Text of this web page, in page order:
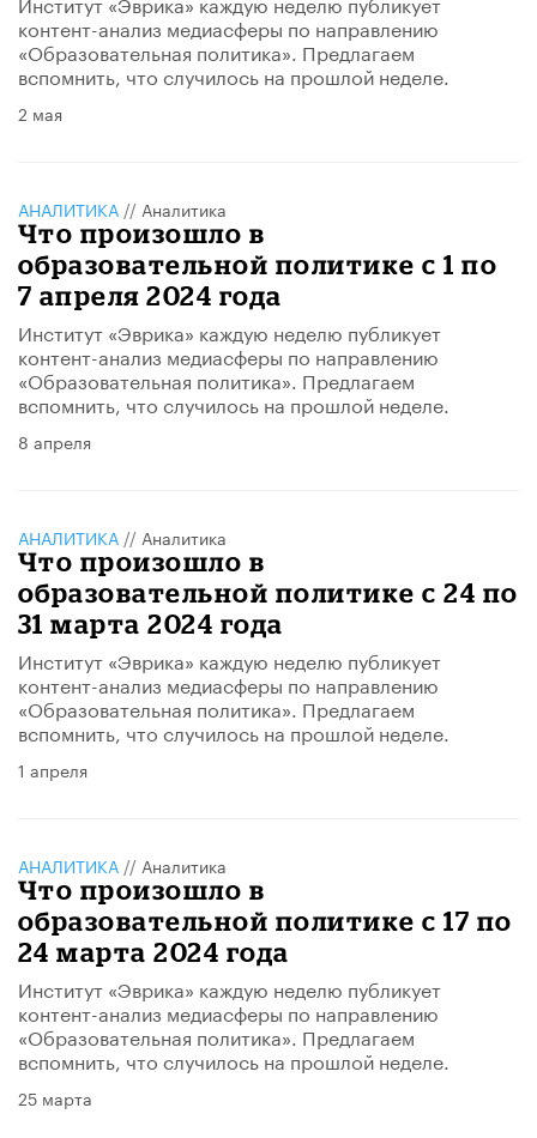
контент-анализ медиасферы по направлению
«Образовательная политика». Предлагаем
вспомнить, что случилось на прошлой неделе.
2 мая
АНАЛИТИКА // Аналитика
Что произошло в
образовательной политике с 1 по
7 апреля 2024 года
Институт «Эврика» каждую неделю публикует
контент-анализ медиасферы по направлению
«Образовательная политика». Предлагаем
вспомнить, что случилось на прошлой неделе.
8 апреля
АНАЛИТИКА // Аналитика
Что произошло в
образовательной политике с 24 по
31 марта 2024 года
Институт «Эврика» каждую неделю публикует
контент-анализ медиасферы по направлению
«Образовательная политика». Предлагаем
вспомнить, что случилось на прошлой неделе.
1 апреля
АНАЛИТИКА // Аналитика
Что произошло в
образовательной политике с 17 по
24 марта 2024 года
Институт «Эврика» каждую неделю публикует
контент-анализ медиасферы по направлению
«Образовательная политика». Предлагаем
вспомнить, что случилось на прошлой неделе.
25 марта